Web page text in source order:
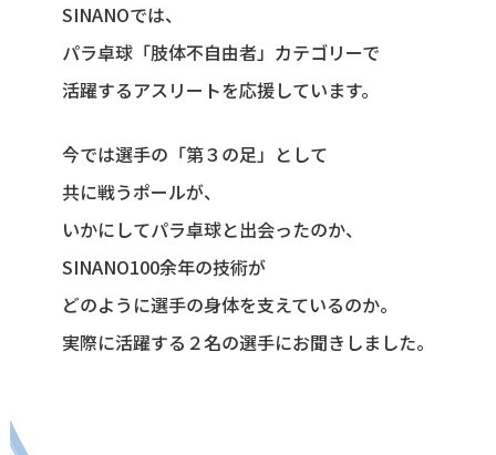
SINANOでは、
パラ卓球「肢体不自由者」カテゴリーで
活躍するアスリートを応援しています。
今では選手の「第３の足」として
共に戦うポールが、
いかにしてパラ卓球と出会ったのか、
SINANO100余年の技術が
どのように選手の身体を支えているのか。
実際に活躍する２名の選手にお聞きしました。